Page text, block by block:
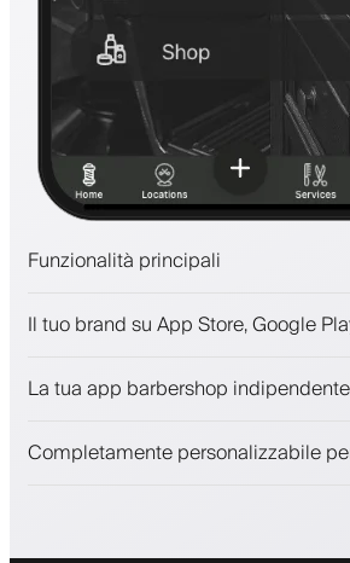
Funzionalità principali
Pagamenti, deposito cauzionale
Coinvolgi i clienti con un
Il tuo brand su App Store, Google
La tua app barbershop indipendente
Completamente personalizzabile